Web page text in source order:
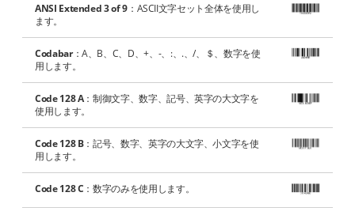
ANSI Extended 3 of 9：ASCII文字セット全体を使用し
ます。
Codabar：A、B、C、D、+、-、:、.、/、＄、数字を使
用します。
Code 128 A：制御文字、数字、記号、英字の大文字を
使用します。
Code 128 B：記号、数字、英字の大文字、小文字を使
用します。
Code 128 C ：数字のみを使用します。